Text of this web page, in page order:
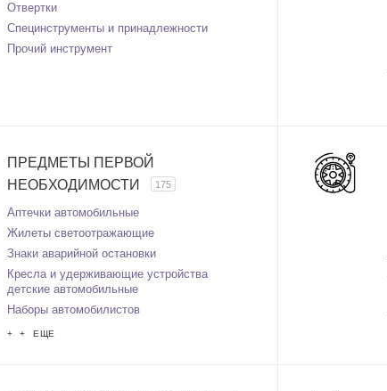
Отвертки
Специнструменты и принадлежности
Прочий инструмент
ПРЕДМЕТЫ ПЕРВОЙ
НЕОБХОДИМОСТИ
175
Аптечки автомобильные
Жилеты светоотражающие
Знаки аварийной остановки
Кресла и удерживающие устройства
детские автомобильные
Наборы автомобилистов
+ + ЕЩЕ